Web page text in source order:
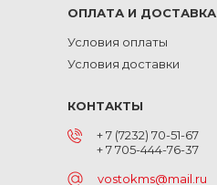
ОПЛАТА И ДОСТАВКА
Условия оплаты
Условия доставки
КОНТАКТЫ
+ 7 (7232) 70-51-67
+ 7 705-444-76-37
vostokms@mail.ru